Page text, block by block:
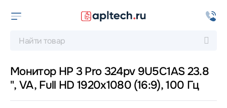
Монитор HP 3 Pro 324pv 9U5C1AS 23.8
", VA, Full HD 1920x1080 (16:9), 100 Гц